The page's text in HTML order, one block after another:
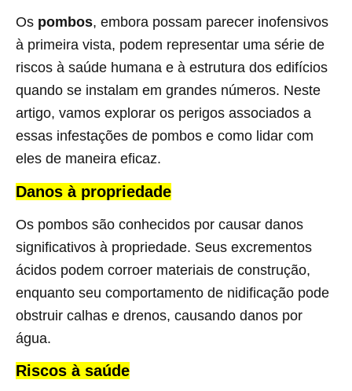
Os pombos, embora possam parecer inofensivos
à primeira vista, podem representar uma série de
riscos à saúde humana e à estrutura dos edifícios
quando se instalam em grandes números. Neste
artigo, vamos explorar os perigos associados a
essas infestações de pombos e como lidar com
eles de maneira eficaz.
Danos à propriedade
Os pombos são conhecidos por causar danos
significativos à propriedade. Seus excrementos
ácidos podem corroer materiais de construção,
enquanto seu comportamento de nidificação pode
obstruir calhas e drenos, causando danos por
água.
Riscos à saúde